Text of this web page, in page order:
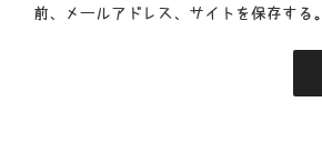
前、メールアドレス、サイトを保存する。